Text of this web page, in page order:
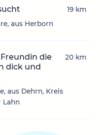
aus Herborn
19 km
die
dick und
aus Dehrn, Kreis
Lahn
20 km